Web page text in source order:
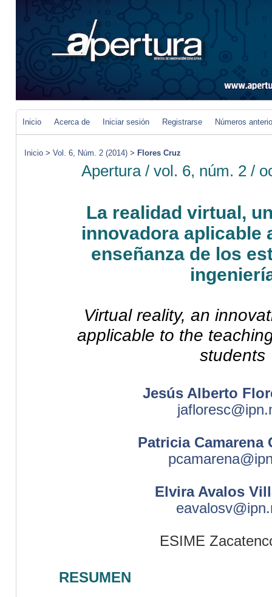
Inicio Acerca de Iniciar sesión Registrarse Números
Inicio > Vol. 6, Núm. 2 (2014) > Flores Cruz
Apertura / vol. 6, núm. 2 /
La realidad virtual,
innovadora aplicable
enseñanza de los
Virtual reality, an
applicable to the
students
Jesús Alberto
Patricia Camarena
Elvira Avalos
ESIME
RESUMEN